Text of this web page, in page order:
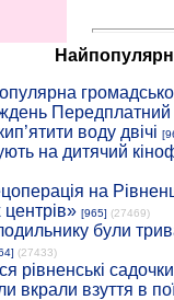
Передплатний
воду двічі
на дитячий
на
центрів» [965] (27469)
були
(27433)
рівненські
вкрали взуття в